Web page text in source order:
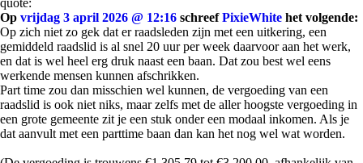
quote:
Op vrijdag 3 april 2026 @ 12:16 schreefPixieWhite het volgende:
Op zich niet zo gek dat er raadsleden zijn met een uitkering, een
gemiddeld raadslid is al snel 20 uur per week daarvoor aan het werk,
en dat is wel heel erg druk naast een baan. Dat zou best wel eens
werkende mensen kunnen afschrikken.
Part time zou dan misschien wel kunnen, de vergoeding van een
raadslid is ook niet niks, maar zelfs met de aller hoogste vergoeding in
een grote gemeente zit je een stuk onder een modaal inkomen. Als je
dat aanvult met een parttime baan dan kan het nog wel wat worden.